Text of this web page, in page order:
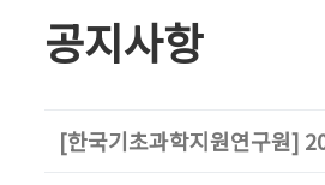
공지사항
[한국기초과학지원연구원]